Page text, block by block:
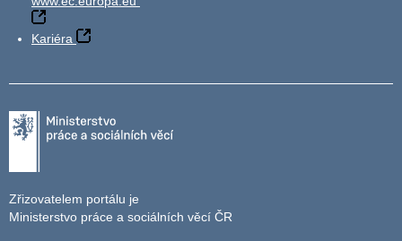
Kariéra
Zřizovatelem portálu je
Ministerstvo práce a sociálních věcí ČR